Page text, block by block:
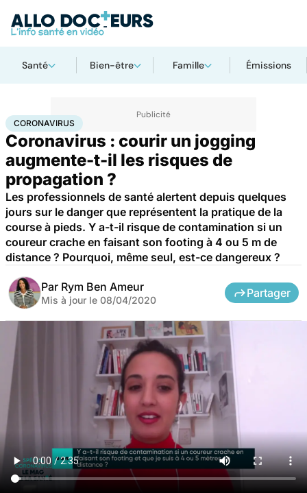
Santé Bien-être Famille Émissions
AccueilBien-être Sport santé Coronavirus
CORONAVIRUS
Coronavirus : courir un jogging
augmente-t-il les risques de
propagation ?
Les professionnels de santé alertent depuis quelques
jours sur le danger que représentent la pratique de la
course à pieds. Y a-t-il risque de contamination si un
coureur crache en faisant son footing à 4 ou 5 m de
distance ? Pourquoi, même seul, est-ce dangereux ?
Par Rym Ben Ameur
Mis à jour le 08/04/2020
Partager